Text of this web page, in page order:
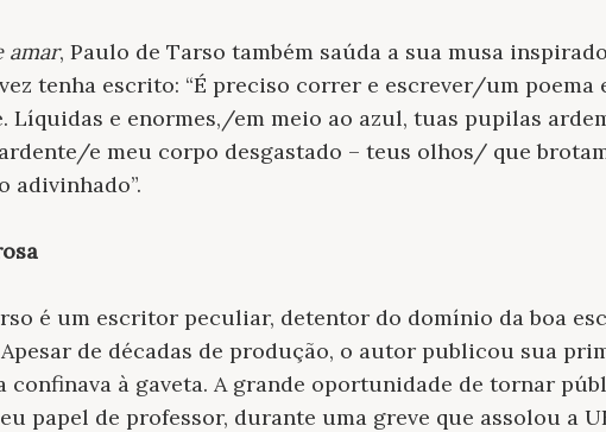
amar, Paulo de Tarso também saúda a sua musa
tenha escrito: “É preciso correr e escrever/um
Líquidas e enormes,/em meio ao azul, tuas pupilas
e meu corpo desgastado – teus olhos/ que
adivinhado”.
é um escritor peculiar, detentor do domínio da boa
de décadas de produção, o autor publicou sua
confinava à gaveta. A grande oportunidade de tornar
papel de professor, durante uma greve que assolou a